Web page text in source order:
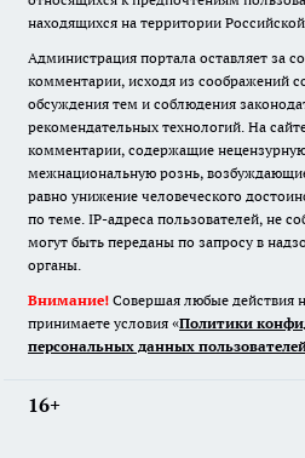
находящихся на территории
Администрация портала оставляет за
комментарии, исходя из соображений
обсуждения тем и соблюдения
рекомендательных технологий. На
комментарии, содержащие
межнациональную рознь,
равно унижение человеческого
по теме. IP-адреса пользователей, не
могут быть переданы по запросу в
органы.
Внимание! Совершая любые действия
принимаете условия «Политики
персональных данных
16+